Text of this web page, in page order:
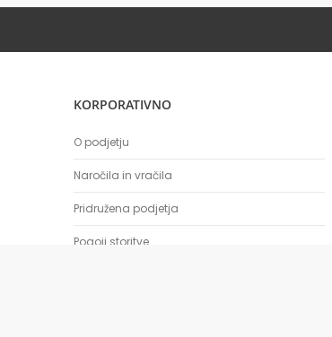
KORPORATIVNO
O podjetju
Naročila in vračila
Pridružena podjetja
Pogoji storitve